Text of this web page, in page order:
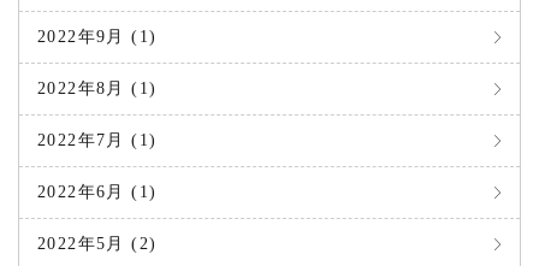
2022年9月 (1)
2022年8月 (1)
2022年7月 (1)
2022年6月 (1)
2022年5月 (2)